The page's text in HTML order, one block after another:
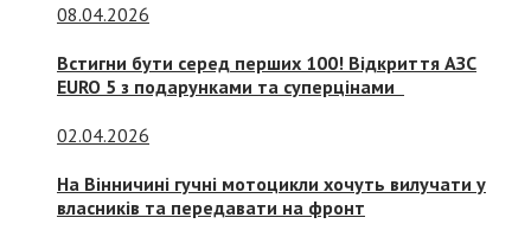
08.04.2026
Встигни бути серед перших 100! Відкриття АЗС
EURO 5 з подарунками та суперцінами
02.04.2026
На Вінничині гучні мотоцикли хочуть вилучати у
власників та передавати на фронт